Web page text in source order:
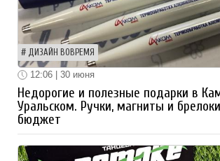
ДИЗАЙН ВОВРЕМЯ
12:06 | 30 июня
Недорогие и полезные подарки в
Уральском. Ручки, магниты и
бюджет